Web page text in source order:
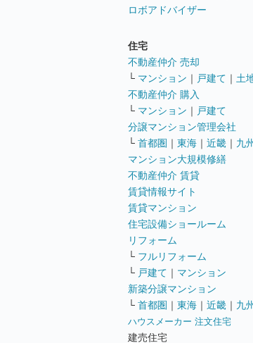
ロボアドバイザー
住宅
不動産仲介 売却
└ マンション ｜ 戸建て ｜ 土
不動産仲介 購入
└ マンション ｜ 戸建て
分譲マンション管理会社
└ 首都圏 ｜ 東海 ｜ 近畿 ｜ 九州
マンション大規模修繕
不動産仲介 賃貸
賃貸情報サイト
賃貸マンション
住宅設備ショールーム
リフォーム
└ フルリフォーム
└ 戸建て ｜ マンション
新築分譲マンション
└ 首都圏 ｜ 東海 ｜ 近畿 ｜ 九州
ハウスメーカー 注文住宅
建売住宅